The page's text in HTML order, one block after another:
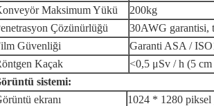
Maksimum Yükü
200kg
Çözünürlüğü
30AWG garantisi,
Güvenliği
Garanti ASA /
Kaçak
<0,5 μSv / h (5
sistemi:
ekranı
1024 * 1280